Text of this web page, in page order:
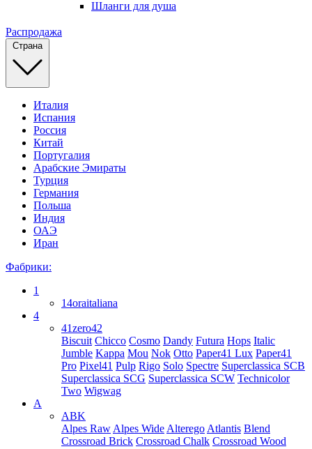
Шланги для душа
Распродажа
Страна
Италия
Испания
Россия
Китай
Португалия
Арабские Эмираты
Турция
Германия
Польша
Индия
ОАЭ
Иран
Фабрики:
1
14oraitaliana
4
41zero42
Biscuit Chicco Cosmo Dandy Futura Hops Italic
Jumble Kappa Mou Nok Otto Paper41 Lux Paper41
Pro Pixel41 Pulp Rigo Solo Spectre Superclassica SCB
Superclassica SCG Superclassica SCW Technicolor
Two Wigwag
A
ABK
Alpes Raw Alpes Wide Alterego Atlantis Blend
Crossroad Brick Crossroad Chalk Crossroad Wood